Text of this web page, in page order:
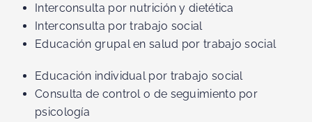
Interconsulta por nutrición y dietética
Interconsulta por trabajo social
Educación grupal en salud por trabajo social
Educación individual por trabajo social
Consulta de control o de seguimiento por
psicología